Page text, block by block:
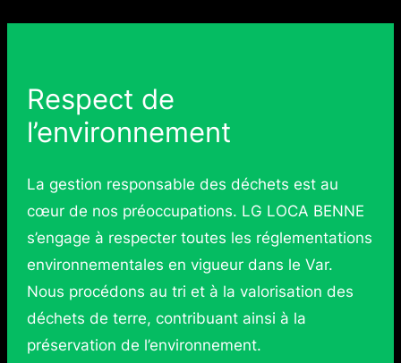
Respect de
l’environnement
La gestion responsable des déchets est au
cœur de nos préoccupations. LG LOCA BENNE
s’engage à respecter toutes les réglementations
environnementales en vigueur dans le Var.
Nous procédons au tri et à la valorisation des
déchets de terre, contribuant ainsi à la
préservation de l’environnement.